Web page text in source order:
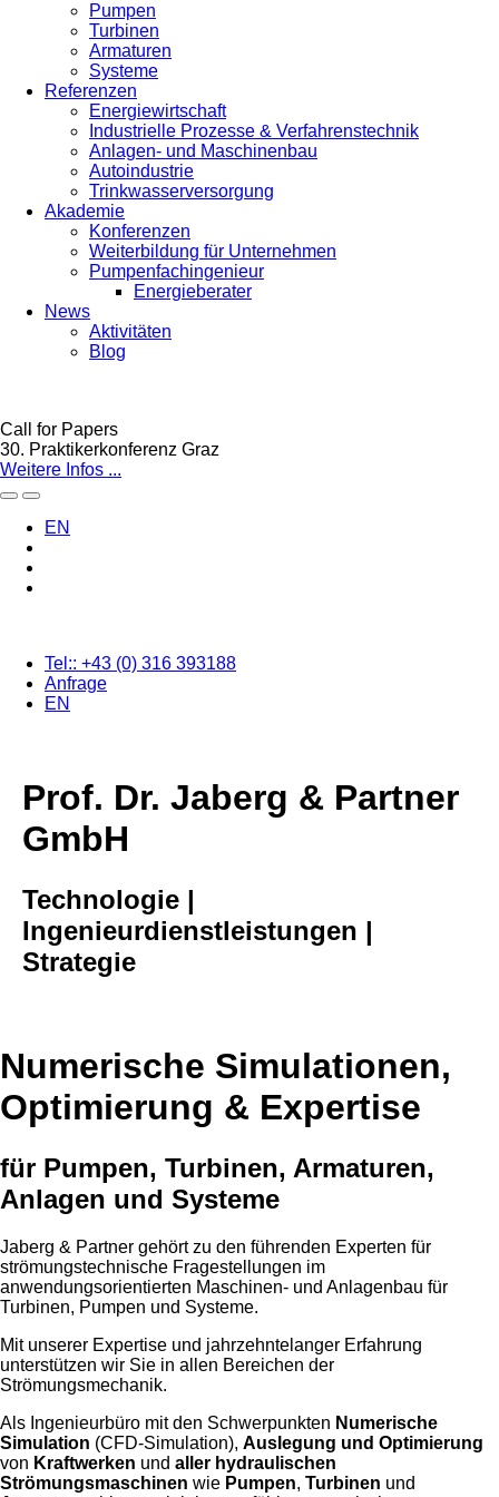
Pumpen
Turbinen
Armaturen
Systeme
Referenzen
Energiewirtschaft
Industrielle Prozesse & Verfahrenstechnik
Anlagen- und Maschinenbau
Autoindustrie
Trinkwasserversorgung
Akademie
Konferenzen
Weiterbildung für Unternehmen
Pumpenfachingenieur
Energieberater
News
Aktivitäten
Blog
Call for Papers
30. Praktikerkonferenz Graz
Weitere Infos ...
EN
Tel:: +43 (0) 316 393188
Anfrage
EN
Prof. Dr. Jaberg & Partner
GmbH
Technologie |
Ingenieurdienstleistungen |
Strategie
Numerische Simulationen,
Optimierung & Expertise
für Pumpen, Turbinen, Armaturen,
Anlagen und Systeme
Jaberg & Partner gehört zu den führenden Experten für
strömungstechnische Fragestellungen im
anwendungsorientierten Maschinen- und Anlagenbau für
Turbinen, Pumpen und Systeme.
Mit unserer Expertise und jahrzehntelanger Erfahrung
unterstützen wir Sie in allen Bereichen der
Strömungsmechanik.
Als Ingenieurbüro mit den Schwerpunkten Numerische
Simulation (CFD-Simulation), Auslegung und Optimierung
von Kraftwerken und aller hydraulischen
Strömungsmaschinen wie Pumpen, Turbinen und